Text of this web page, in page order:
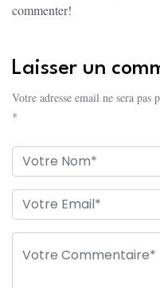
commenter!
Laisser un
Votre adresse email ne sera
*